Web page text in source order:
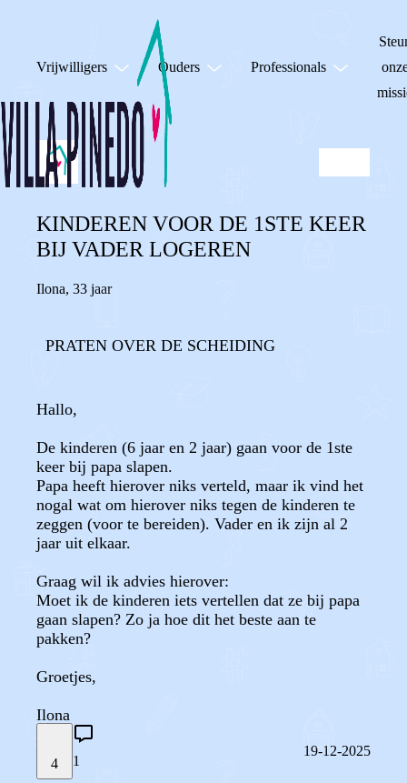
Vrijwilligers Ouders Professionals
KINDEREN VOOR DE 1STE KEER
BIJ VADER LOGEREN
Ilona, 33 jaar
PRATEN OVER DE SCHEIDING
Hallo,
De kinderen (6 jaar en 2 jaar) gaan voor de 1ste
keer bij papa slapen.
Papa heeft hierover niks verteld, maar ik vind het
nogal wat om hierover niks tegen de kinderen te
zeggen (voor te bereiden). Vader en ik zijn al 2
jaar uit elkaar.
Graag wil ik advies hierover:
Moet ik de kinderen iets vertellen dat ze bij papa
gaan slapen? Zo ja hoe dit het beste aan te
pakken?
Groetjes,
Ilona
4 1
19-12-2025